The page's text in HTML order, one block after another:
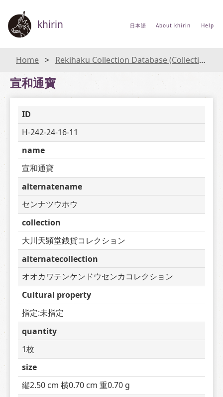
khirin 日本語 About khirin Help
Home Rekihaku Collection Database (Collections Database of the National Museum of Japanese History)
宣和通寶
ID
H-242-24-16-11
name
宣和通寶
alternatename
センナツウホウ
collection
大川天顕堂銭貨コレクション
alternatecollection
オオカワテンケンドウセンカコレクション
Cultural property
指定:未指定
quantity
1枚
size
縦2.50 cm 横0.70 cm 重0.70 g